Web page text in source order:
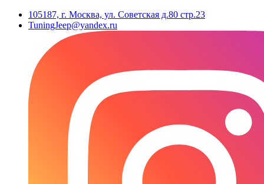
105187, г. Москва, ул. Советская д.80 стр.23
TuningJeep@yandex.ru